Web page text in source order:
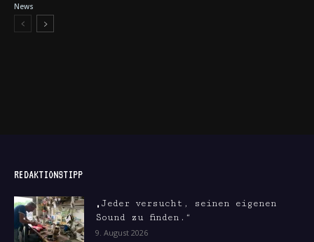
News
REDAKTIONSTIPP
„Jeder versucht, seinen eigenen
Sound zu finden.“
9. August 2026